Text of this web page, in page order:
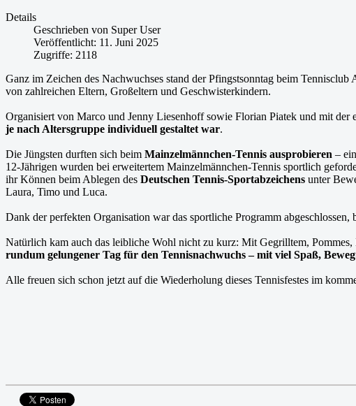
Details
Geschrieben von Super User
Veröffentlicht: 11. Juni 2025
Zugriffe: 2118
Ganz im Zeichen des Nachwuchses stand der Pfingstsonntag beim Tennisclub
von zahlreichen Eltern, Großeltern und Geschwisterkindern.
Organisiert von Marco und Jenny Liesenhoff sowie Florian Piatek und mit
je nach Altersgruppe individuell gestaltet war.
Die Jüngsten durften sich beim Mainzelmännchen-Tennis ausprobieren –
12-Jährigen wurden bei erweitertem Mainzelmännchen-Tennis sportlich
ihr Können beim Ablegen des Deutschen Tennis-Sportabzeichens unter
Laura, Timo und Luca.
Dank der perfekten Organisation war das sportliche Programm
Natürlich kam auch das leibliche Wohl nicht zu kurz: Mit Gegrilltem,
rundum gelungener Tag für den Tennisnachwuchs – mit viel Spaß,
Alle freuen sich schon jetzt auf die Wiederholung dieses Tennisfestes im